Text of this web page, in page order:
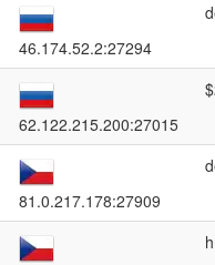
46.174.52.2:27294
62.122.215.200:27015
81.0.217.178:27909